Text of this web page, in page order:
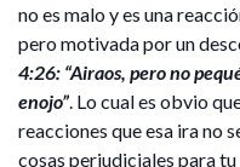
no es malo y es una
pero motivada por un
4:26: “Airaos, pero no
enojo” . Lo cual es obvio
reacciones que esa ira no
cosas perjudiciales para